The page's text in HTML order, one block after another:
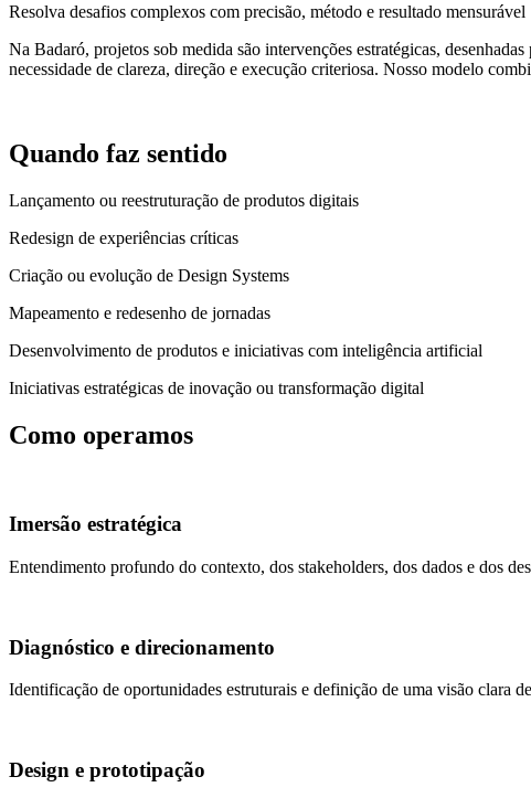
Resolva desafios complexos com precisão, método e resultado mensurável
Na Badaró, projetos sob medida são intervenções estratégicas,
necessidade de clareza, direção e execução criteriosa. Nosso modelo
Quando faz sentido
Lançamento ou reestruturação de produtos digitais
Redesign de experiências críticas
Criação ou evolução de Design Systems
Mapeamento e redesenho de jornadas
Desenvolvimento de produtos e iniciativas com inteligência artificial
Iniciativas estratégicas de inovação ou transformação digital
Como operamos
Imersão estratégica
Entendimento profundo do contexto, dos stakeholders, dos dados e dos
Diagnóstico e direcionamento
Identificação de oportunidades estruturais e definição de uma visão clara
Design e prototipação